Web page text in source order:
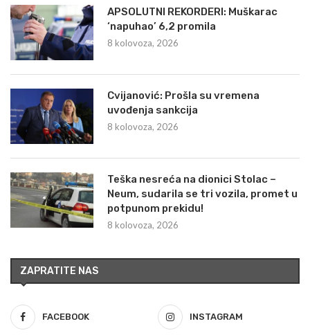
APSOLUTNI REKORDERI: Muškarac
‘napuhao’ 6,2 promila
8 kolovoza, 2026
Cvijanović: Prošla su vremena
uvođenja sankcija
8 kolovoza, 2026
Teška nesreća na dionici Stolac –
Neum, sudarila se tri vozila, promet u
potpunom prekidu!
8 kolovoza, 2026
ZAPRATITE NAS
FACEBOOK INSTAGRAM